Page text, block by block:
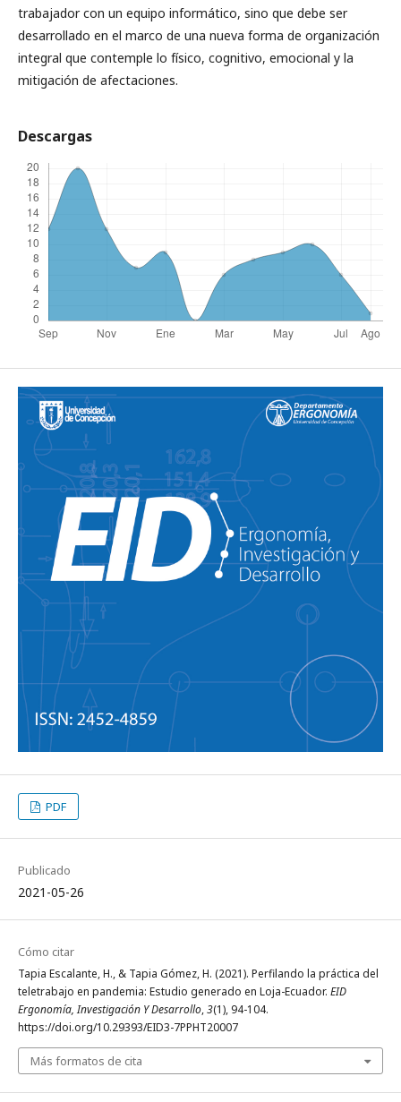
trabajador con un equipo informático, sino que debe ser
desarrollado en el marco de una nueva forma de organización
integral que contemple lo físico, cognitivo, emocional y la
mitigación de afectaciones.
Descargas
PDF
Publicado
2021-05-26
Cómo citar
Tapia Escalante, H., & Tapia Gómez, H. (2021). Perfilando la práctica del
teletrabajo en pandemia: Estudio generado en Loja-Ecuador. EID
Ergonomía, Investigación Y Desarrollo,3(1), 94-104.
https://doi.org/10.29393/EID3-7PPHT20007
Más formatos de cita